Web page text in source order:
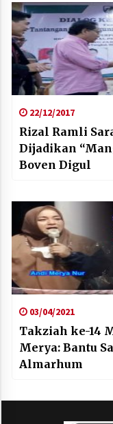
22/12/2017
Rizal Ramli
Dijadikan
Boven Digul
03/04/2021
Takziah ke-14
Merya: Bantu
Almarhum